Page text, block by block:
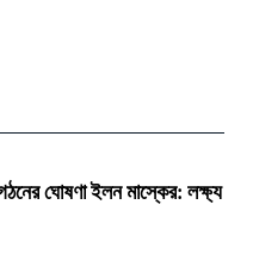
ঘোষণা ইলন মাস্কের: লক্ষ্য